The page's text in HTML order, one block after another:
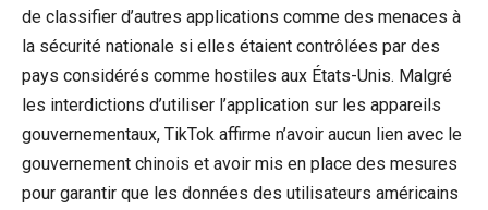
de classifier d’autres applications comme des menaces à
la sécurité nationale si elles étaient contrôlées par des
pays considérés comme hostiles aux États-Unis. Malgré
les interdictions d’utiliser l’application sur les appareils
gouvernementaux, TikTok affirme n’avoir aucun lien avec le
gouvernement chinois et avoir mis en place des mesures
pour garantir que les données des utilisateurs américains